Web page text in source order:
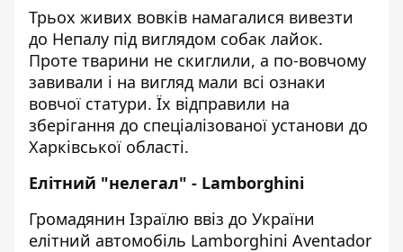
Трьох живих вовків намагалися вивезти
до Непалу під виглядом собак лайок.
Проте тварини не скиглили, а по-вовчому
завивали і на вигляд мали всі ознаки
вовчої статури. Їх відправили на
зберігання до спеціалізованої установи до
Харківської області.
Елітний "нелегал" - Lamborghini
Громадянин Ізраїлю ввіз до України
елітний автомобіль Lamborghini Aventador